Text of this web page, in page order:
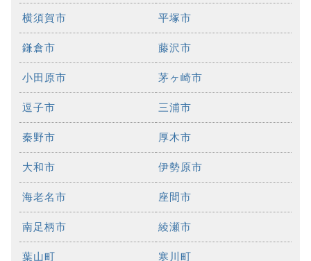
横須賀市 平塚市
鎌倉市 藤沢市
小田原市 茅ヶ崎市
逗子市 三浦市
秦野市 厚木市
大和市 伊勢原市
海老名市 座間市
南足柄市 綾瀬市
葉山町 寒川町